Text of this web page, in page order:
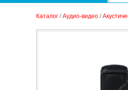
Каталог /Аудио-видео /